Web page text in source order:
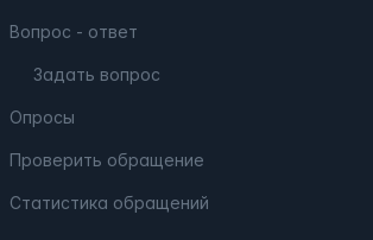
Вопрос - ответ
Задать вопрос
Опросы
Проверить обращение
Статистика обращений